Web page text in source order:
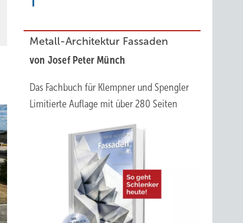
Metall-Architektur Fassaden
von Josef Peter Münch
Das Fachbuch für Klempner und Spengler
Limitierte Auflage mit über 280 Seiten